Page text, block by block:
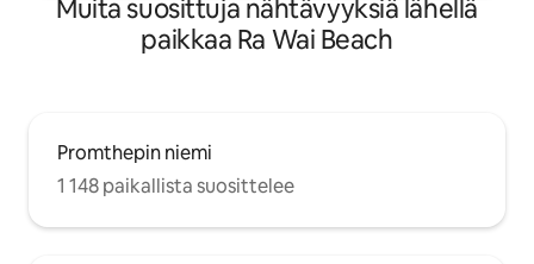
Muita suosittuja nähtävyyksiä lähellä
paikkaa Ra Wai Beach
Promthepin niemi
1 148 paikallista suosittelee